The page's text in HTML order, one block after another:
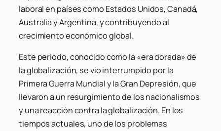
laboral en países como Estados Unidos, Canadá,
Australia y Argentina, y contribuyendo al
crecimiento económico global.
Este periodo, conocido como la «era dorada» de
la globalización, se vio interrumpido por la
Primera Guerra Mundial y la Gran Depresión, que
llevaron a un resurgimiento de los nacionalismos
y una reacción contra la globalización. En los
tiempos actuales, uno de los problemas